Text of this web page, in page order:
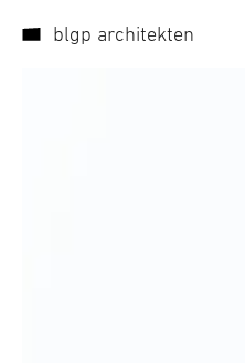
blgp architekten